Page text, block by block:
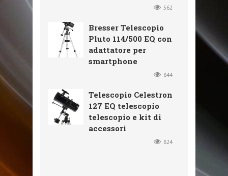
562
Bresser Telescopio
Pluto 114/500 EQ con
adattatore per
smartphone
844
Telescopio Celestron
127 EQ telescopio
telescopio e kit di
accessori
824